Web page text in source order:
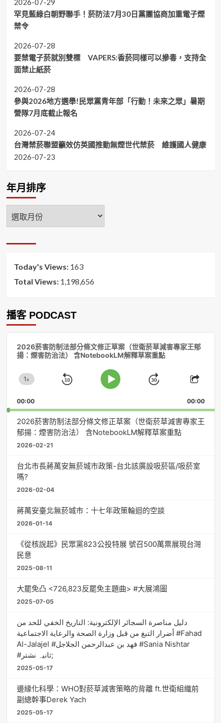
2026-07-29
罕見藍綠白朝野聯手！菸防法7月30日黨團協商加重電子煙
禁令
2026-07-28
要禁電子菸就別雙標 VAPERS:香菸同樣可以摻毒，支持全
面禁止紙菸
2026-07-28
參與2026地方選舉!民眾黨青年部「行動！未來之眾」暑期
營隊7月底截止報名
2026-07-24
台灣禁菸聯盟籲效仿英國推動無煙世代禁菸 維護國人健康
2026-07-23
年月排序
年
月
Today's Views: 163
Total Views: 1,198,656
播客 PODCAST
2026菸害防制法部分條文修正草案（世衛菸草減害專家王郁
揚：煙害防治法） 含NotebookLM解釋草案重點
Change
Rate
1x
Skip
Play
Jump
Forward
Share
00:00 00:00
2026菸害防制法部分條文修正草案（世衛菸草減害專家王
郁揚：煙害防治法） 含NotebookLM解釋草案重點
2026-02-21
台北市長蔣萬安無菸城市政策-台北該廣設吸菸區/吸菸室
嗎?
2026-02-04
蔣萬安臺北無菸城市：十七年政策輪迴的空談
2026-01-14
《從核說起》民眾黨823公投特展 號召500萬票展現台灣
民意
2025-08-11
大罷免凸 <726,823反罷免主題曲> #大展鴻圖
2025-07-05
دليل مناصرة السجائر الإلكترونية: التاريخ الخفي للحد من
أضرار التبغ من قبل وزارة الصحة والرعاية الاجتماعية #Fahad
Al-Jalajel #فهد بن عبدالرحمن الجلاجل #Sania Nishtar
#ثانیہ نشتر;
2025-05-17
邊緣化科學：WHO對菸草減害策略的背離 ft.世衛組織前
副總幹事Derek Yach
2025-05-17